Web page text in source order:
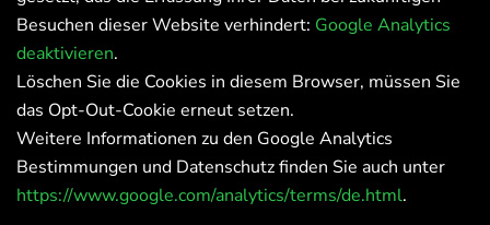
Besuchen dieser Website verhindert: Google Analytics
deaktivieren.
Löschen Sie die Cookies in diesem Browser, müssen Sie
das Opt-Out-Cookie erneut setzen.
Weitere Informationen zu den Google Analytics
Bestimmungen und Datenschutz finden Sie auch unter
https://www.google.com/analytics/terms/de.html.